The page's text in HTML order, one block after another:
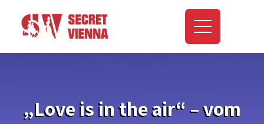
„Love is in the air“ – vom